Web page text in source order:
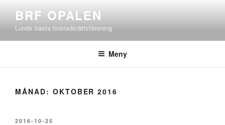
innehåll
BRF OPALEN
Lunds bästa bostadsrättsförening
Meny
MÅNAD: OKTOBER 2016
PUBLICERAT
2016-10-25